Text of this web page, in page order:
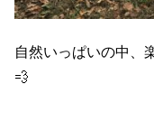
自然いっぱいの中、
💨